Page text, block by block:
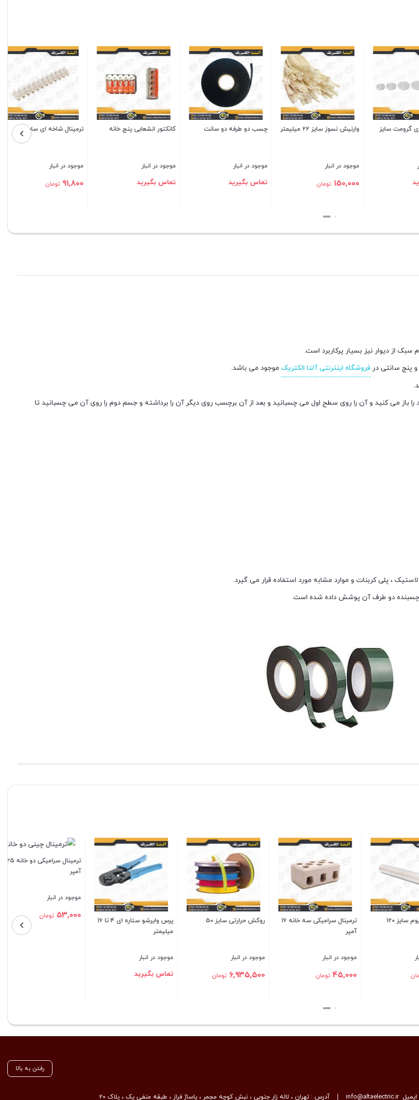
سایز
وارنیش نسوز سایز 22 میلیمتر
موجود در انبار
150,000 تومان
چسب دو طرفه دو سانت
موجود در انبار
تماس بگیرید
کانکتور انشعابی پنج خانه
موجود در انبار
تماس بگیرید
ترمینال شاخه ای سایز 10
موجود در انبار
91,800 تومان
از دیوار نیز بسیار پرکاربرد است.
پنج سانتی در فروشگاه اینترنتی آلتا الکتریک موجود می باشد.
باز می کنید و آن را روی سطح اول می چسبانید و بعد از آن برچسب روی دیگر آن را برداشته و جسم دوم را روی آن می چسبانید تا
، پلی کربنات و موارد مشابه مورد استفاده قرار می گیرد.
دو طرف آن پوشش داده شده است.
ترمینال سرامیکی سه خانه 16
موجود در انبار
45,000 تومان
روکش حرارتی سایز 50
موجود در انبار
6,935,500 تومان
پرس وایرشو ستاره ای 4 تا 16
میلیمتر
موجود در انبار
تماس بگیرید
ترمینال سرامیکی دو خانه 25
موجود در انبار
53,000 تومان
رفتن به بالا
ایمیلinfo@altaelectric.ir آدرس : تهران ، لاله زار جنوبی ، نبش کوچه مجمر ، پاساژ فراز ، طبقه منفی یک ، پلاک 20